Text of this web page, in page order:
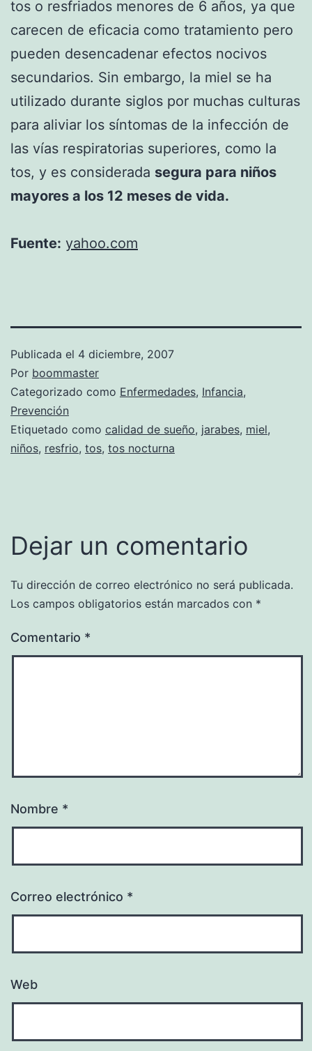
tos o resfriados menores de 6 años, ya que
carecen de eficacia como tratamiento pero
pueden desencadenar efectos nocivos
secundarios. Sin embargo, la miel se ha
utilizado durante siglos por muchas culturas
para aliviar los síntomas de la infección de
las vías respiratorias superiores, como la
tos, y es considerada segura para niños
mayores a los 12 meses de vida.
Fuente: yahoo.com
Publicada el 4 diciembre, 2007
Por boommaster
Categorizado como Enfermedades, Infancia,
Prevención
Etiquetado como calidad de sueño, jarabes, miel,
niños, resfrio, tos, tos nocturna
Dejar un comentario
Tu dirección de correo electrónico no será publicada.
Los campos obligatorios están marcados con *
Comentario *
Nombre *
Correo electrónico *
Web